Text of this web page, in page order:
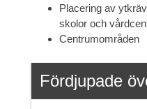
Placering av
skolor och
Centrumområden
Fördjupade